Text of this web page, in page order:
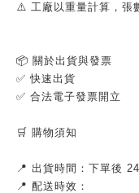
⚠️ 工廠以重量計算，張
📦 關於出貨與發票
✅ 快速出貨
✅ 合法電子發票開立
🛒 購物須知
📍 出貨時間：下單後
📍 配送時效：